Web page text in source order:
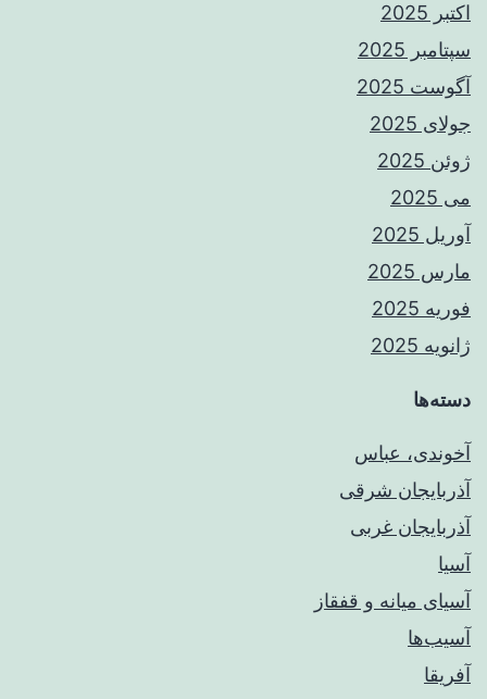
اکتبر 2025
سپتامبر 2025
آگوست 2025
جولای 2025
ژوئن 2025
می 2025
آوریل 2025
مارس 2025
فوریه 2025
ژانویه 2025
دسته‌ها
آخوندی، عباس
آذربایجان شرقی
آذربایجان غربی
آسیا
آسیای میانه و قفقاز
آسیب‌ها
آفریقا